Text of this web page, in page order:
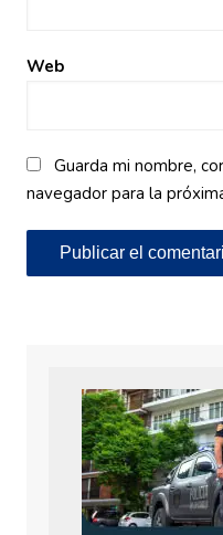
Web
Guarda mi nombre,
navegador para la